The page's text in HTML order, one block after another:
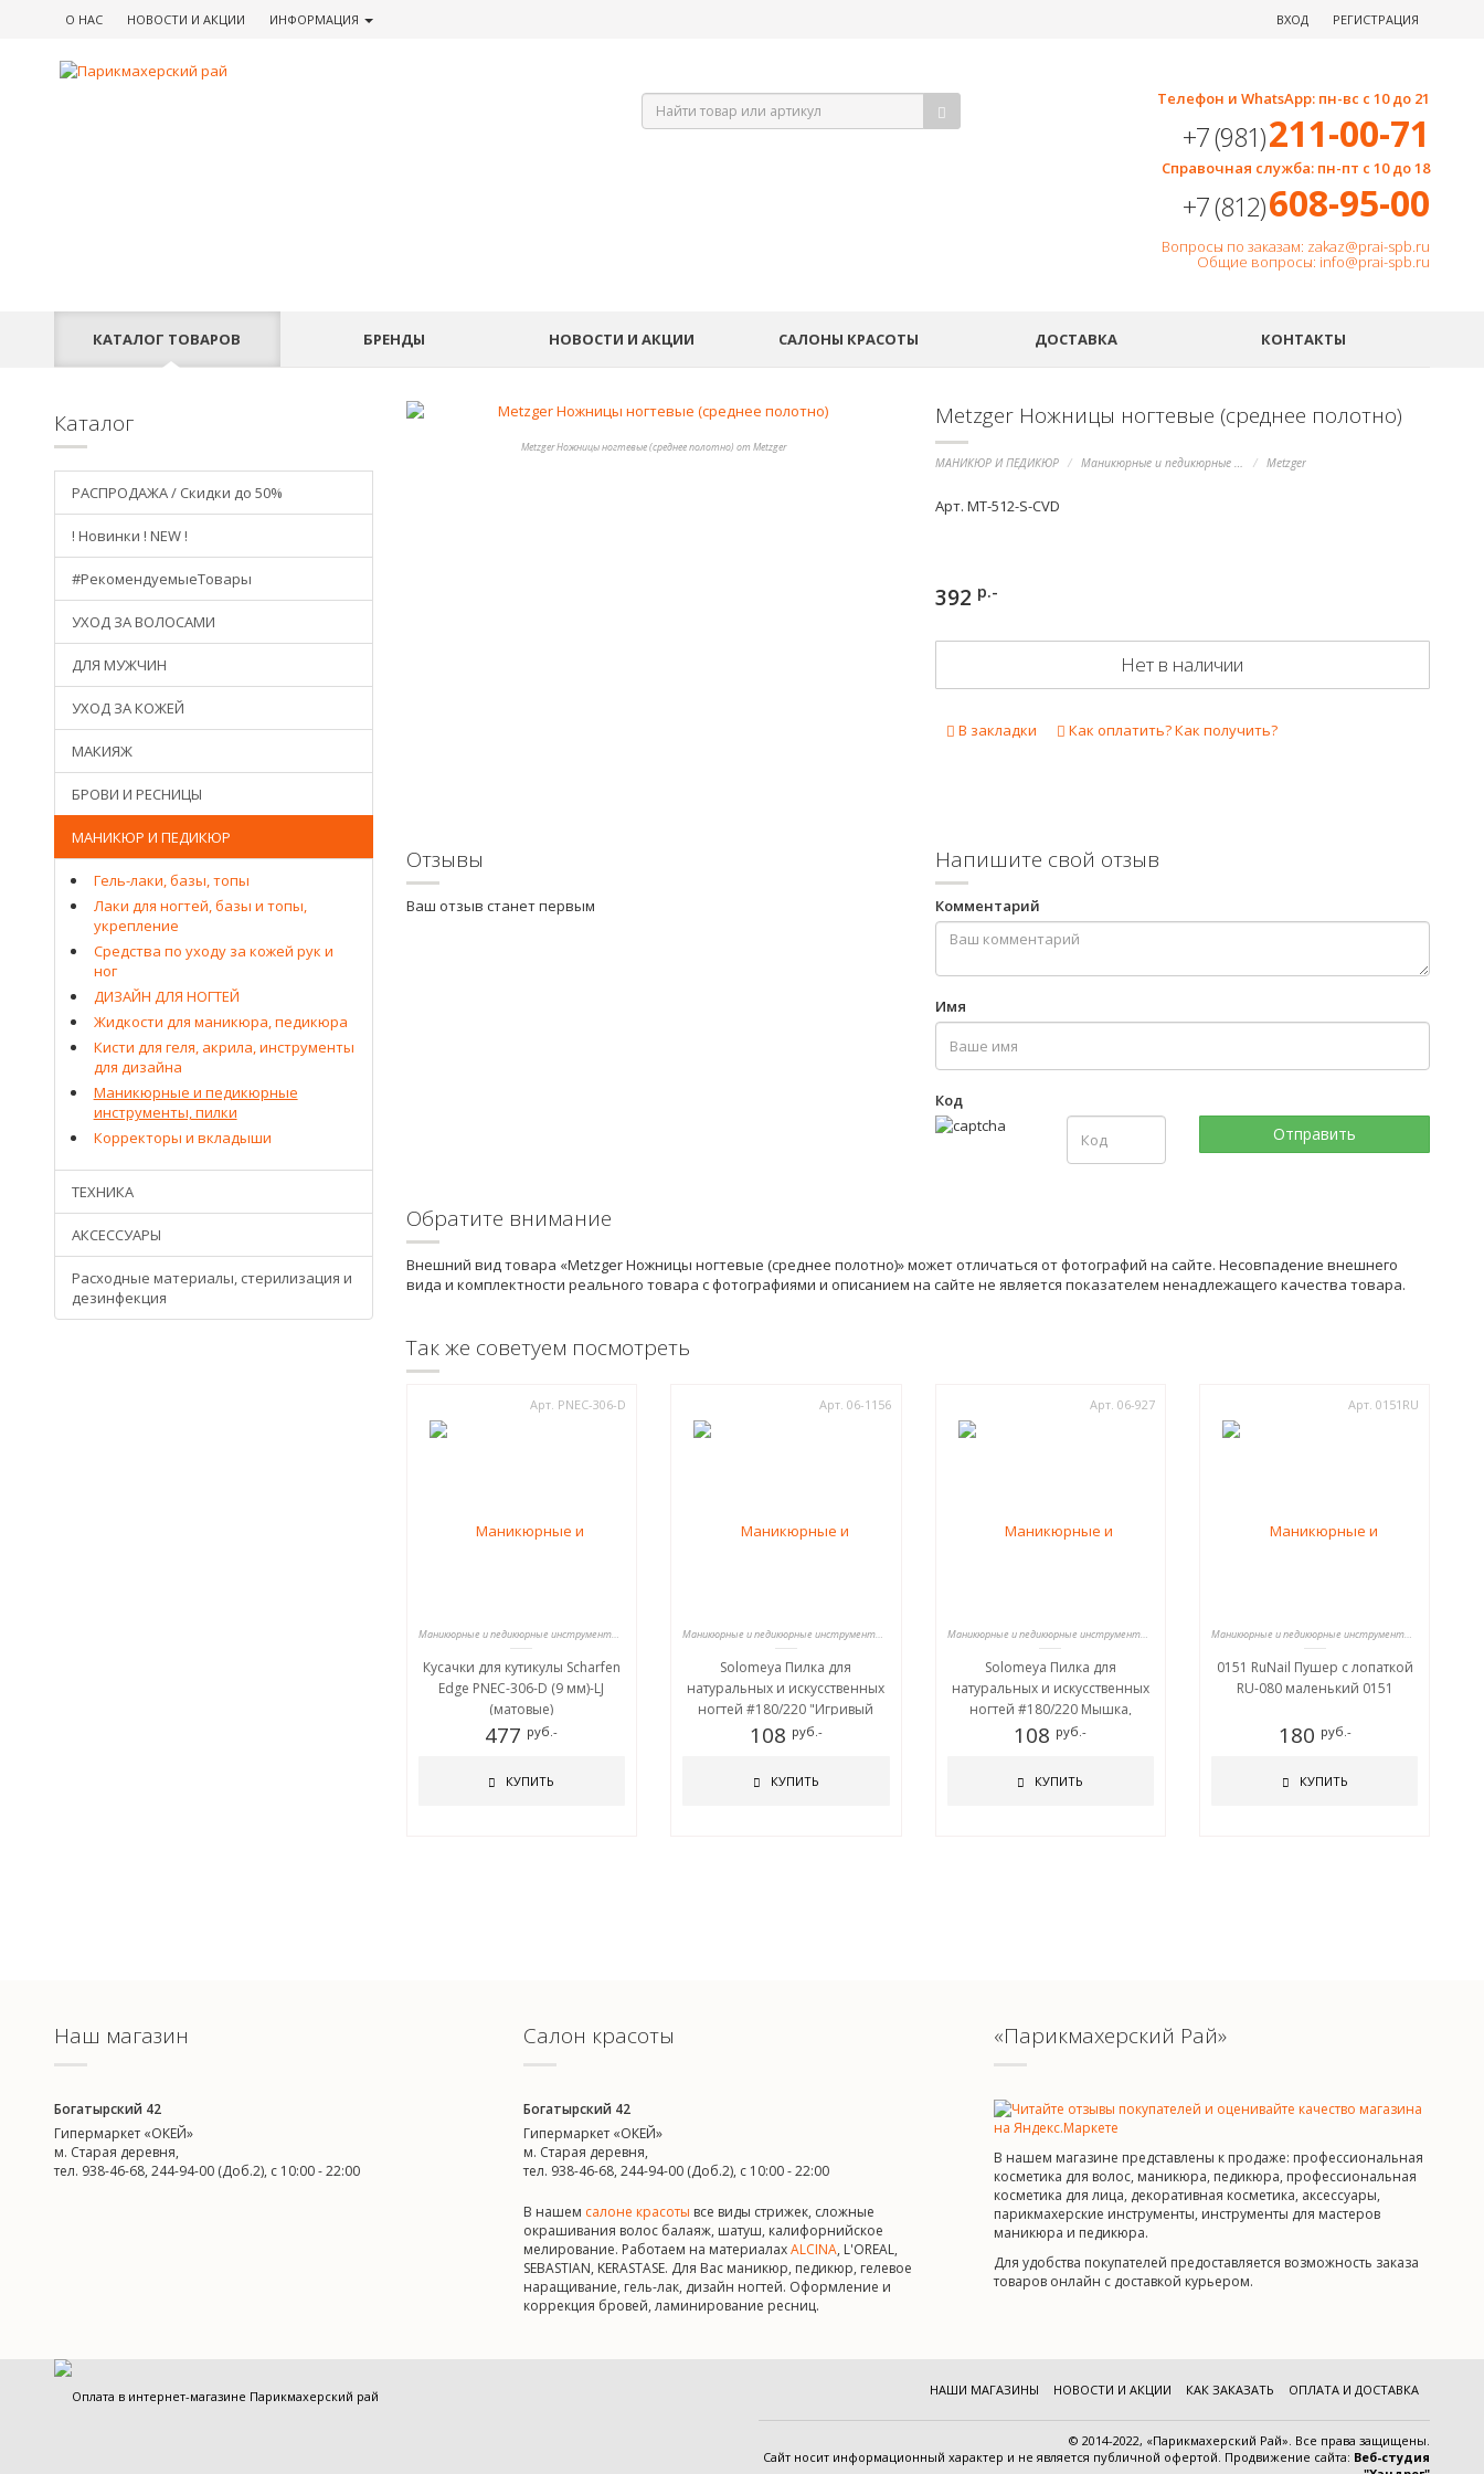
О НАС НОВОСТИ И АКЦИИ ИНФОРМАЦИЯ ВХОД РЕГИСТРАЦИЯ
Телефон и WhatsApp: пн-вс с 10 до 21
+7 (981)211-00-71
Справочная служба: пн-пт с 10 до 18
+7 (812)608-95-00
Вопросы по заказам: zakaz@prai-spb.ru
Общие вопросы: info@prai-spb.ru
КАТАЛОГ ТОВАРОВ БРЕНДЫ НОВОСТИ И АКЦИИ САЛОНЫ КРАСОТЫ ДОСТАВКА КОНТАКТЫ
Metzger Ножницы ногтевые (среднее полотно) от Metzger
Metzger Ножницы ногтевые (среднее полотно)
МАНИКЮР И ПЕДИКЮР Маникюрные и педикюрные инструменты, пилки Metzger
Арт. MT-512-S-CVD
392 р.-
Нет в наличии
В закладки Как оплатить? Как получить?
Отзывы
Ваш отзыв станет первым
Напишите свой отзыв
Комментарий
Имя
Код
Обратите внимание
Внешний вид товара «Metzger Ножницы ногтевые (среднее полотно)» может отличаться от фотографий на сайте. Несовпадение внешнего
вида и комплектности реального товара с фотографиями и описанием на сайте не является показателем ненадлежащего качества товара.
Так же советуем посмотреть
Арт. PNEC-306-D
Маникюрные и педикюрные инструменты, пилки
Кусачки для кутикулы Scharfen
Edge PNEC-306-D (9 мм)-LJ
(матовые)
477 руб.-
КУПИТЬ
Арт. 06-1156
Маникюрные и педикюрные инструменты, пилки
Solomeya Пилка для
натуральных и искусственных
ногтей #180/220 "Игривый
Котенок"/Playful Kitten Nail File
108 руб.-
КУПИТЬ
Арт. 06-927
Маникюрные и педикюрные инструменты, пилки
Solomeya Пилка для
натуральных и искусственных
ногтей #180/220 Мышка,
приносящая удачу /Mouse for
108 руб.-
КУПИТЬ
Арт. 0151RU
Маникюрные и педикюрные инструменты, пилки
0151 RuNail Пушер с лопаткой
RU-080 маленький 0151
180 руб.-
КУПИТЬ
Каталог
РАСПРОДАЖА / Скидки до 50%
! Новинки ! NEW !
#РекомендуемыеТовары
УХОД ЗА ВОЛОСАМИ
ДЛЯ МУЖЧИН
УХОД ЗА КОЖЕЙ
МАКИЯЖ
БРОВИ И РЕСНИЦЫ
МАНИКЮР И ПЕДИКЮР
Гель-лаки, базы, топы
Лаки для ногтей, базы и топы,
укрепление
Средства по уходу за кожей рук и
ног
ДИЗАЙН ДЛЯ НОГТЕЙ
Жидкости для маникюра, педикюра
Кисти для геля, акрила, инструменты
для дизайна
Маникюрные и педикюрные
инструменты, пилки
Корректоры и вкладыши
ТЕХНИКА
АКСЕССУАРЫ
Расходные материалы, стерилизация и
дезинфекция
Наш магазин
Богатырский 42
Гипермаркет «ОКЕЙ»
м. Старая деревня,
тел. 938-46-68, 244-94-00 (Доб.2), c 10:00 - 22:00
Салон красоты
Богатырский 42
Гипермаркет «ОКЕЙ»
м. Старая деревня,
тел. 938-46-68, 244-94-00 (Доб.2), c 10:00 - 22:00
В нашем салоне красоты все виды стрижек, сложные
окрашивания волос балаяж, шатуш, калифорнийское
мелирование. Работаем на материалахALCINA, L'OREAL,
SEBASTIAN, KERASTASE. Для Вас маникюр, педикюр, гелевое
наращивание, гель-лак, дизайн ногтей. Оформление и
коррекция бровей, ламинирование ресниц.
«Парикмахерский Рай»
В нашем магазине представлены к продаже: профессиональная
косметика для волос, маникюра, педикюра, профессиональная
косметика для лица, декоративная косметика, аксессуары,
парикмахерские инструменты, инструменты для мастеров
маникюра и педикюра.
Для удобства покупателей предоставляется возможность заказа
товаров онлайн с доставкой курьером.
НАШИ МАГАЗИНЫ НОВОСТИ И АКЦИИ КАК ЗАКАЗАТЬ ОПЛАТА И ДОСТАВКА
© 2014-2022, «Парикмахерский Рай». Все права защищены.
Cайт носит информационный характер и не является публичной офертой. Продвижение сайта: Веб-студия